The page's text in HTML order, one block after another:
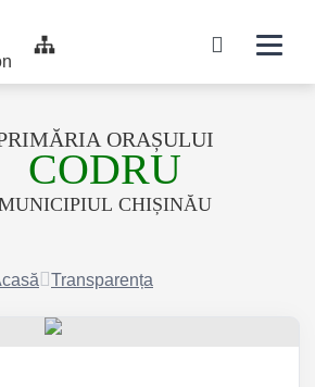
icon
ORAȘULUI
CODRU
CHIȘINĂU
Transparența